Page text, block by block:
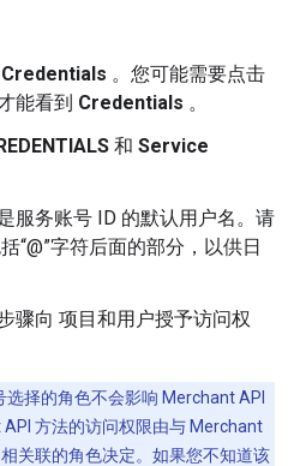
Credentials 。您可能需要点击
能看到 Credentials 。
和 Service
服务账号 ID 的默认用户名。请
“@”字符后面的部分，以供日
骤向 项目和用户授予访问权
选择的角色不会影响 Merchant API
方法的访问权限由与 Merchant
关联的角色决定。如果您不知道该